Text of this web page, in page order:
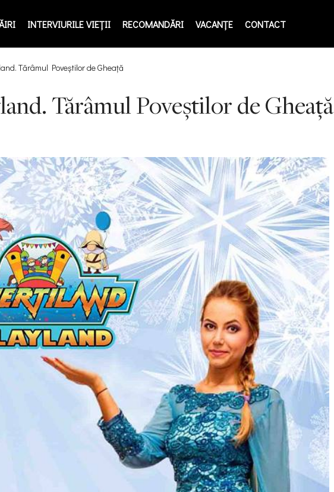
INTERVIURILE VIEŢII RECOMANDĂRI VACANȚE CONTACT
Tărâmul Poveștilor de Gheață
Tărâmul Poveștilor de Gheață